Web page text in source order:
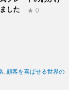
した
★ 0
顧客を喜ばせる世界の